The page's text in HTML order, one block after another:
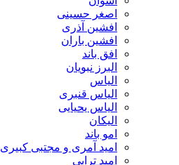
اصغر حسینی
افشین آذری
افشین باران
افق باند
البرز نبویان
الیاس
الیاس قنبرى
الیاس یحیایی
الیکان
امو باند
امید آمری و مجتبی
امید ترابی